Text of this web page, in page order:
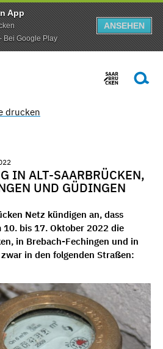
App
Bei Google Play
ANSEHEN
drucken
IN ALT-SAARBRÜCKEN,
UND GÜDINGEN
Netz kündigen an, dass
bis 17. Oktober 2022 die
in Brebach-Fechingen und in
in den folgenden Straßen: